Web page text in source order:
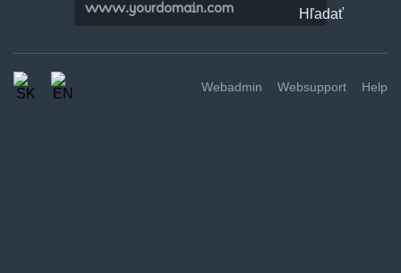
Webadmin Websupport Help